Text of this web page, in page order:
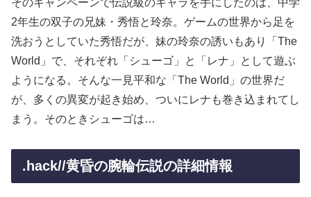
そのキャンペーンで伝説級のキャラを手にしたのは、中学
2年生の双子の兄妹・秀悟と玲奈。ゲームの世界から足を
洗おうとしていた秀悟だが、妹の玲奈の誘いもあり「The
World」で、それぞれ「シューゴ」と「レナ」として遊ぶ
ようになる。そんな一見平和な「The World」の世界だ
が、多くの異変が起き始め、ついにレナも巻き込まれてし
まう。そのときシューゴは…
.hack//黄昏の腕輪伝説の詳細情報